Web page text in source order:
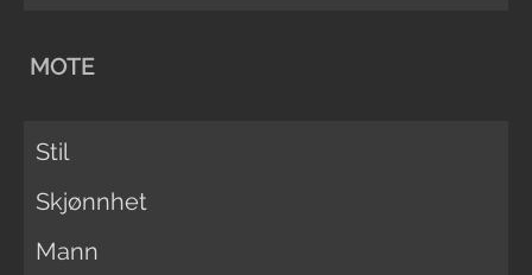
MOTE
Stil
Skjønnhet
Mann